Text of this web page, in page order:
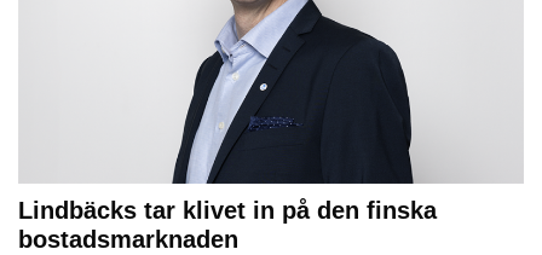
Lindbäcks tar klivet in på den finska
bostadsmarknaden